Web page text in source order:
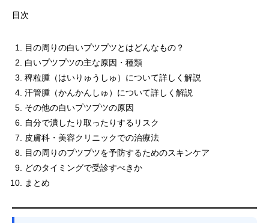
目次
目の周りの白いプツプツとはどんなもの？
白いプツプツの主な原因・種類
稗粒腫（はいりゅうしゅ）について詳しく解説
汗管腫（かんかんしゅ）について詳しく解説
その他の白いプツプツの原因
自分で潰したり取ったりするリスク
皮膚科・美容クリニックでの治療法
目の周りのプツプツを予防するためのスキンケア
どのタイミングで受診すべきか
まとめ